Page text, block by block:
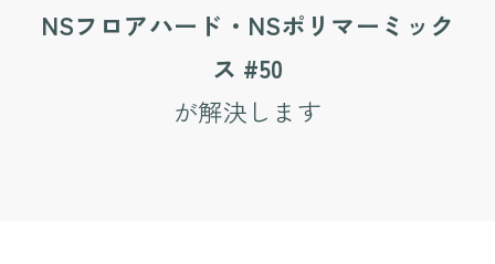
NSフロアハード・NSポリマーミック
ス #50
が解決します